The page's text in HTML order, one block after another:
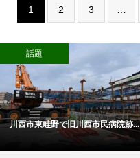
1 2 3 …
話題
川西市東畦野で旧川西市民病院跡...